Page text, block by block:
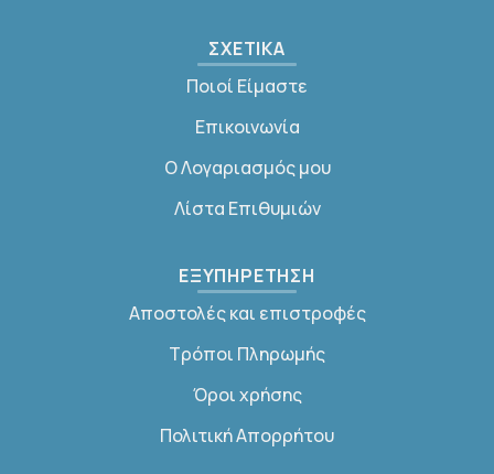
ΣΧΕΤΙΚΑ
Ποιοί Είμαστε
Επικοινωνία
Ο Λογαριασμός μου
Λίστα Επιθυμιών
ΕΞΥΠΗΡΕΤΗΣΗ
Αποστολές και επιστροφές
Τρόποι Πληρωμής
Όροι χρήσης
Πολιτική Απορρήτου